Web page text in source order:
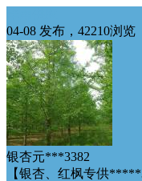
04-08 发布，42210浏览
银杏元***3382
【银杏、红枫专供